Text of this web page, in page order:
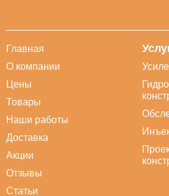
Главная
О компании
Цены
Товары
Наши работы
Доставка
Акции
Отзывы
Статьи